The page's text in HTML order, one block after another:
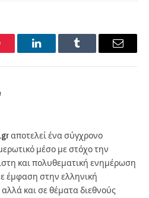
LinkedInTumblr Email
αποτελεί ένα σύγχρονο
μέσο με στόχο την
και πολυθεματική ενημέρωση
έμφαση στην ελληνική
αλλά και σε θέματα διεθνούς